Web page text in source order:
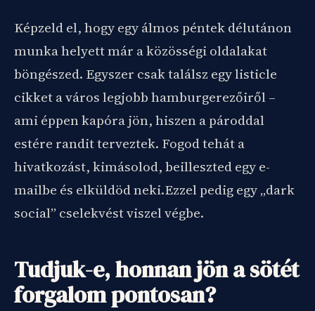
Képzeld el, hogy egy álmos péntek délutánon
munka helyett már a közösségi oldalakat
böngészed. Egyszer csak találsz egy listicle
cikket a város legjobb hamburgerezőiről –
ami éppen kapóra jön, hiszen a pároddal
estére randit terveztek. Fogod tehát a
hivatkozást, kimásolod, beilleszted egy e-
mailbe és elküldöd neki.Ezzel pedig egy „dark
social” cselekvést viszel végbe.
Tudjuk-e, honnan jön a sötét
forgalom pontosan?